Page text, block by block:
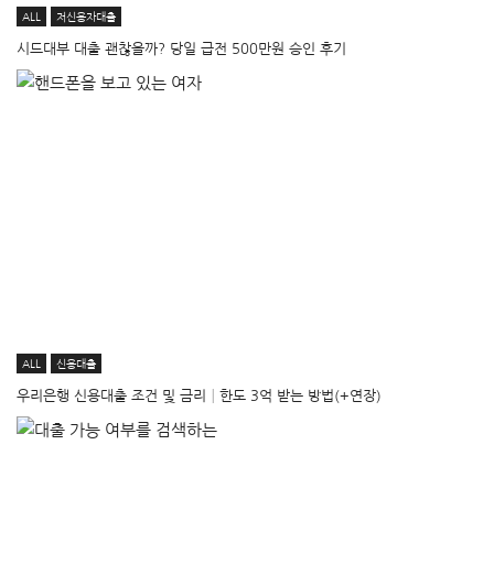
ALL 저신용자대출
시드대부 대출 괜찮을까? 당일 급전 500만원 승인 후기
ALL 신용대출
우리은행 신용대출 조건 및 금리│한도 3억 받는 방법(+연장)